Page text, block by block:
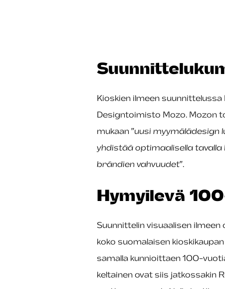
Kioskien ilmeen
Designtoimisto Mozo. Mozon
mukaan ”uusi myymälädesign
yhdistää optimaalisella tavalla
brändien vahvuudet”.
Hymyilevä
Suunnittelin visuaalisen
koko suomalaisen
samalla kunnioittaen 100-
keltainen ovat siis jatkossakin